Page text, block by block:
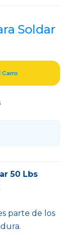
Soldar
Carro
50 Lbs
parte de los